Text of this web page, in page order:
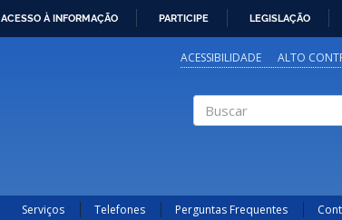
ACESSO À INFORMAÇÃO PARTICIPE LEGISLAÇÃO
ACESSIBILIDADE ALTO
Serviços Telefones Perguntas Frequentes